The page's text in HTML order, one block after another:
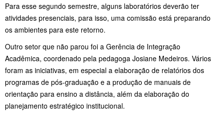
Para esse segundo semestre, alguns laboratórios deverão ter
atividades presenciais, para isso, uma comissão está preparando
os ambientes para este retorno.
Outro setor que não parou foi a Gerência de Integração
Acadêmica, coordenado pela pedagoga Josiane Medeiros. Vários
foram as iniciativas, em especial a elaboração de relatórios dos
programas de pós-graduação e a produção de manuais de
orientação para ensino a distância, além da elaboração do
planejamento estratégico institucional.